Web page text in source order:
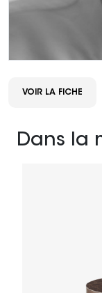
VOIR LA FICHE
Dans la